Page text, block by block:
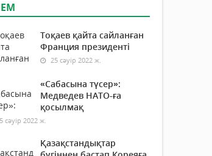
Тоқаев қайта сайланған
Франция президенті
25 сәуір 2022 ж.
«Сабасына түсер»:
Медведев НАТО-ға
қосылмақ
сәуір 2022 ж.
Қазақстандықтар